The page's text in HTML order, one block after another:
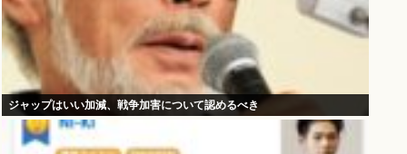
ジャップはいい加減、戦争加害について認めるべき